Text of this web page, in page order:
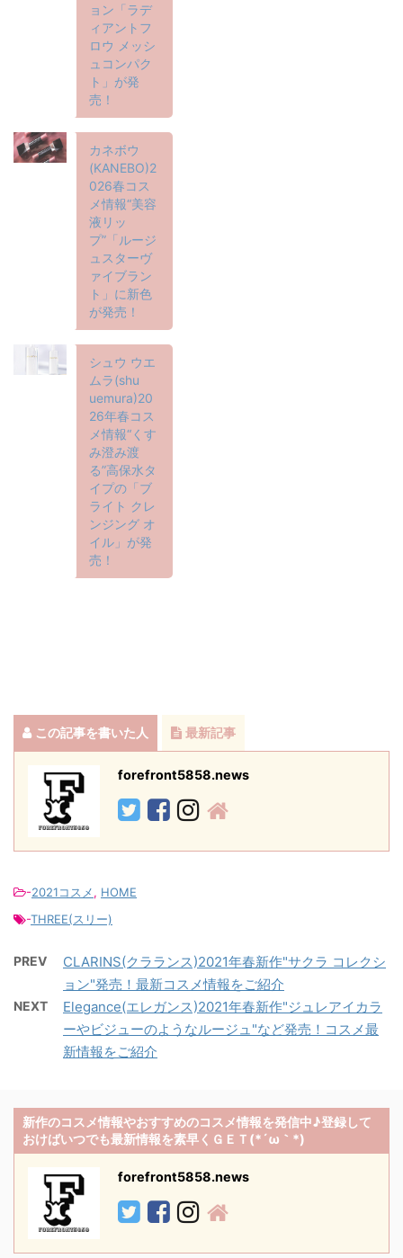
ョン「ラデ
ィアントフ
ロウ メッシ
ュコンパク
ト」が発
売！
カネボウ
(KANEBO)2
026春コス
メ情報“美容
液リッ
プ”「ルージ
ュスターヴ
ァイブラン
ト」に新色
が発売！
シュウ ウエ
ムラ(shu
uemura)20
26年春コス
メ情報“くす
み澄み渡
る”高保水タ
イプの「ブ
ライト クレ
ンジング オ
イル」が発
売！
この記事を書いた人 最新記事
forefront5858.news
-2021コスメ, HOME
-THREE(スリー)
PREV
CLARINS(クラランス)2021年春新作"サクラ コレクシ
ョン"発売！最新コスメ情報をご紹介
NEXT
Elegance(エレガンス)2021年春新作"ジュレアイカラ
ーやビジューのようなルージュ"など発売！コスメ最
新情報をご紹介
新作のコスメ情報やおすすめのコスメ情報を発信中♪登録して
おけばいつでも最新情報を素早くＧＥＴ(*´ω｀*)
forefront5858.news